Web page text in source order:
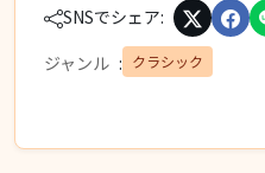
SNSでシェア:
ジャンル : クラシック